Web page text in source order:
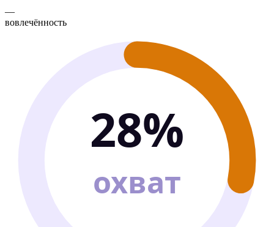
—
вовлечённость
28%
охват